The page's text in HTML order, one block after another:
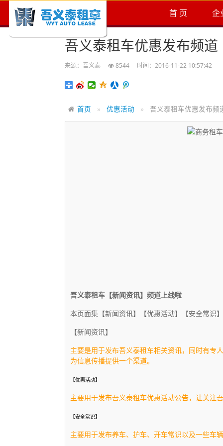
首 页 企
吾义泰租车优惠发布频道
来源：吾义泰 8544 时间：2016-11-22 10:57:42
首页 优惠活动 吾义泰租车优惠发布频
吾义泰租车【新闻资讯】频道上线啦
本页面集【新闻资讯】【优惠活动】【安全常识
【新闻资讯】
主要是用于发布吾义泰租车相关资讯，同时有专
为信息传播提供一个渠道。
【优惠活动】
主要用于发布吾义泰租车优惠活动公告，让关注
【安全常识】
主要用于发布养车、护车、开车常识以及一些车